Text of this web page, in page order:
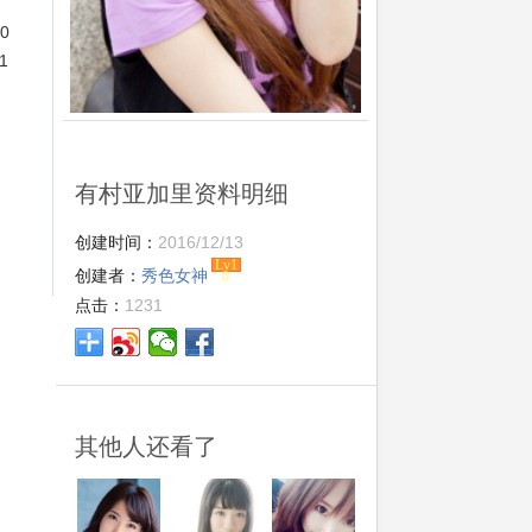
有村亚加里资料明细
创建时间： 2016/12/13
创建者： 秀色女神
Lv1
0
点击： 1231
其他人还看了